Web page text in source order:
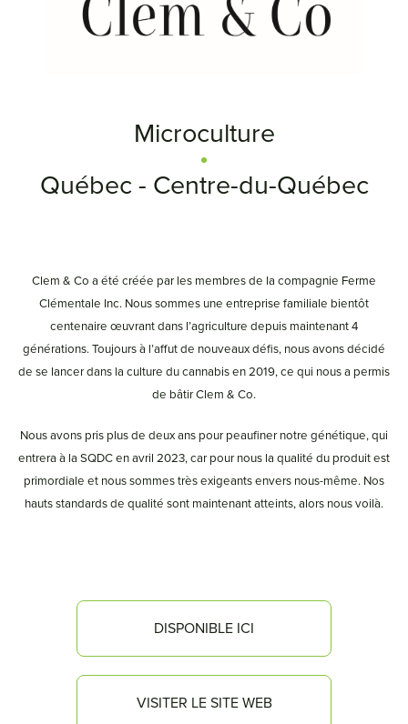
Microculture
Québec - Centre-du-Québec
Clem & Co a été créée par les membres de la compagnie Ferme
Clémentale Inc. Nous sommes une entreprise familiale bientôt
centenaire œuvrant dans l’agriculture depuis maintenant 4
générations. Toujours à l’affut de nouveaux défis, nous avons décidé
de se lancer dans la culture du cannabis en 2019, ce qui nous a permis
de bâtir Clem & Co.
Nous avons pris plus de deux ans pour peaufiner notre génétique, qui
entrera à la SQDC en avril 2023, car pour nous la qualité du produit est
primordiale et nous sommes très exigeants envers nous-même. Nos
hauts standards de qualité sont maintenant atteints, alors nous voilà.
DISPONIBLE ICI
VISITER LE SITE WEB